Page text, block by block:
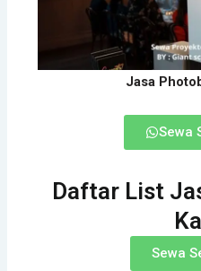
Jasa
Sewa
Daftar List
Sewa